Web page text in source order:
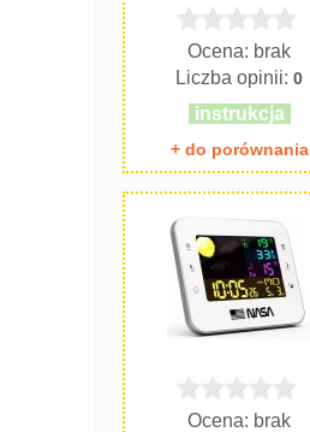
Ocena: brak
Liczba opinii:0
instrukcja
+ do porównania
Ocena: brak